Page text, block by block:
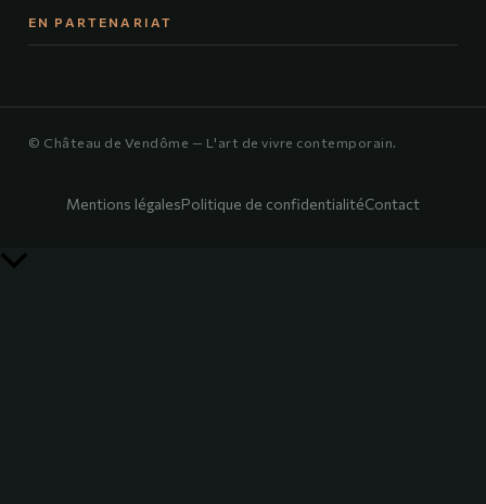
EN PARTENARIAT
© Château de Vendôme — L'art de vivre contemporain.
Mentions légalesPolitique de confidentialitéContact